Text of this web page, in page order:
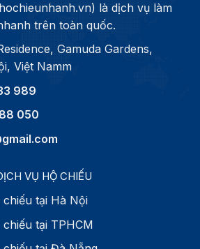
là dịch vụ làm
trên toàn quốc.
Gamuda Gardens,
Việt Namm
989
050
VỤ HỘ CHIẾU
tại Hà Nội
tại TPHCM